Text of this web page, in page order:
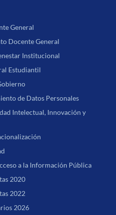
General
Docente General
Institucional
Estudiantil
de Datos Personales
Intelectual, Innovación y
a la Información Pública
2020
2022
2026